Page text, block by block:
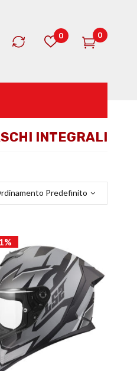
0 0
INTEGRALI
Predefinito